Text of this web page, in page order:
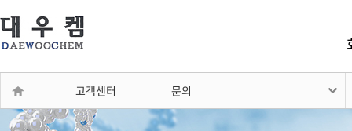
고객센터 문의